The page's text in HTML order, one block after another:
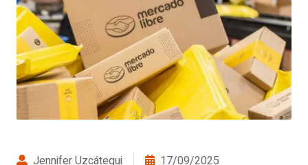
Jennifer Uzcátegui 17/09/2025